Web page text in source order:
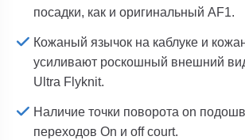
посадки, как и оригинальный AF1.
Кожаный язычок на каблуке и
усиливают роскошный внешний
Ultra Flyknit.
Наличие точки поворота on
переходов On и off court.